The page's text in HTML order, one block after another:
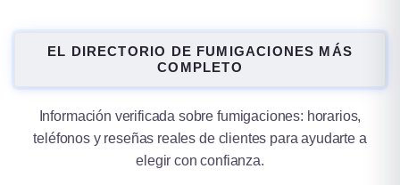
EL DIRECTORIO DE FUMIGACIONES MÁS
COMPLETO
Información verificada sobre fumigaciones: horarios,
teléfonos y reseñas reales de clientes para ayudarte a
elegir con confianza.